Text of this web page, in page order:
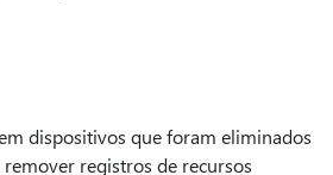
dispositivos que foram eliminados
registros de recursos